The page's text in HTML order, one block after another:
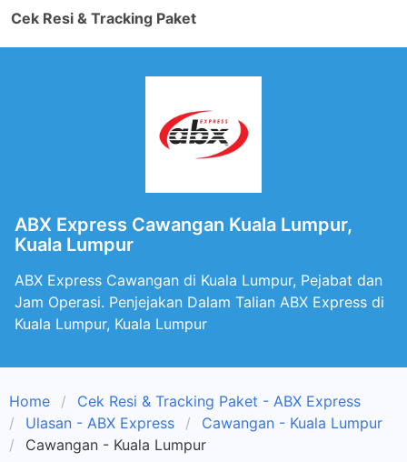
Cek Resi & Tracking Paket
ABX Express Cawangan Kuala Lumpur,
Kuala Lumpur
ABX Express Cawangan di Kuala Lumpur, Pejabat dan
Jam Operasi. Penjejakan Dalam Talian ABX Express di
Kuala Lumpur, Kuala Lumpur
Home
Cek Resi & Tracking Paket - ABX Express
Ulasan - ABX Express
Cawangan - Kuala Lumpur
Cawangan - Kuala Lumpur